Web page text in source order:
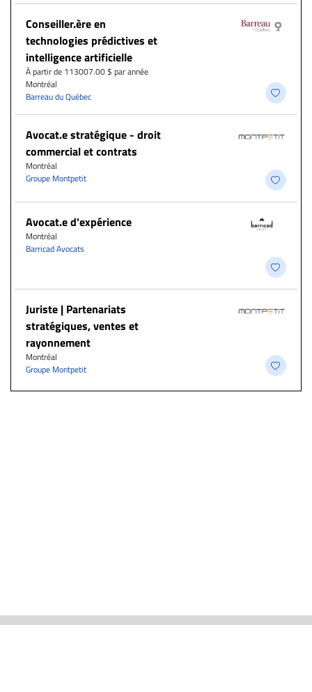
Conseiller.ère en
technologies prédictives et
intelligence artificielle
À partir de 113007.00 $ par année
Montréal
Barreau du Québec
Avocat.e stratégique - droit
commercial et contrats
Montréal
Groupe Montpetit
Avocat.e d'expérience
Montréal
Barricad Avocats
Juriste | Partenariats
stratégiques, ventes et
rayonnement
Montréal
Groupe Montpetit